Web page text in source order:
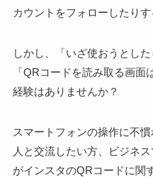
カウントをフォローしたり
しかし、「いざ使おうとし
「QRコードを読み取る画
経験はありませんか？
スマートフォンの操作に不
人と交流したい方、ビジネ
がインスタのQRコードに関